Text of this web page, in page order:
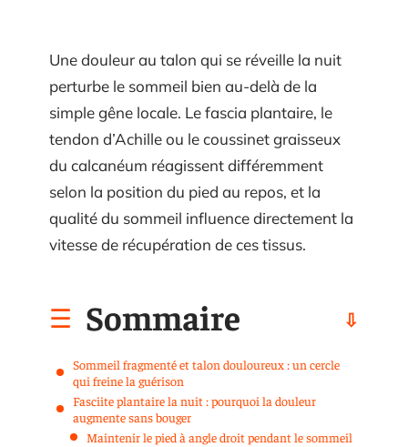
Une douleur au talon qui se réveille la nuit
perturbe le sommeil bien au-delà de la
simple gêne locale. Le fascia plantaire, le
tendon d’Achille ou le coussinet graisseux
du calcanéum réagissent différemment
selon la position du pied au repos, et la
qualité du sommeil influence directement la
vitesse de récupération de ces tissus.
Sommaire
Sommeil fragmenté et talon douloureux : un cercle
qui freine la guérison
Fasciite plantaire la nuit : pourquoi la douleur
augmente sans bouger
Maintenir le pied à angle droit pendant le sommeil